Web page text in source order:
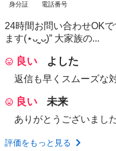
身分証 電話番号
24時間お問い合わせOK
ます(⋆ᴗ͈ˬᴗ͈)” 大家族の...
良い よした
返信も早くスムーズな
良い 未来
ありがとうございまし
評価をもっと見る